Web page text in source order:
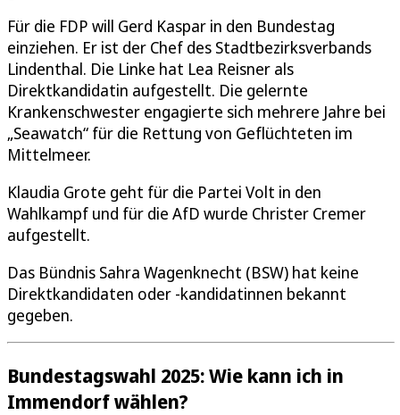
Für die FDP will Gerd Kaspar in den Bundestag
einziehen. Er ist der Chef des Stadtbezirksverbands
Lindenthal. Die Linke hat Lea Reisner als
Direktkandidatin aufgestellt. Die gelernte
Krankenschwester engagierte sich mehrere Jahre bei
„Seawatch“ für die Rettung von Geflüchteten im
Mittelmeer.
Klaudia Grote geht für die Partei Volt in den
Wahlkampf und für die AfD wurde Christer Cremer
aufgestellt.
Das Bündnis Sahra Wagenknecht (BSW) hat keine
Direktkandidaten oder -kandidatinnen bekannt
gegeben.
Bundestagswahl 2025: Wie kann ich in
Immendorf wählen?